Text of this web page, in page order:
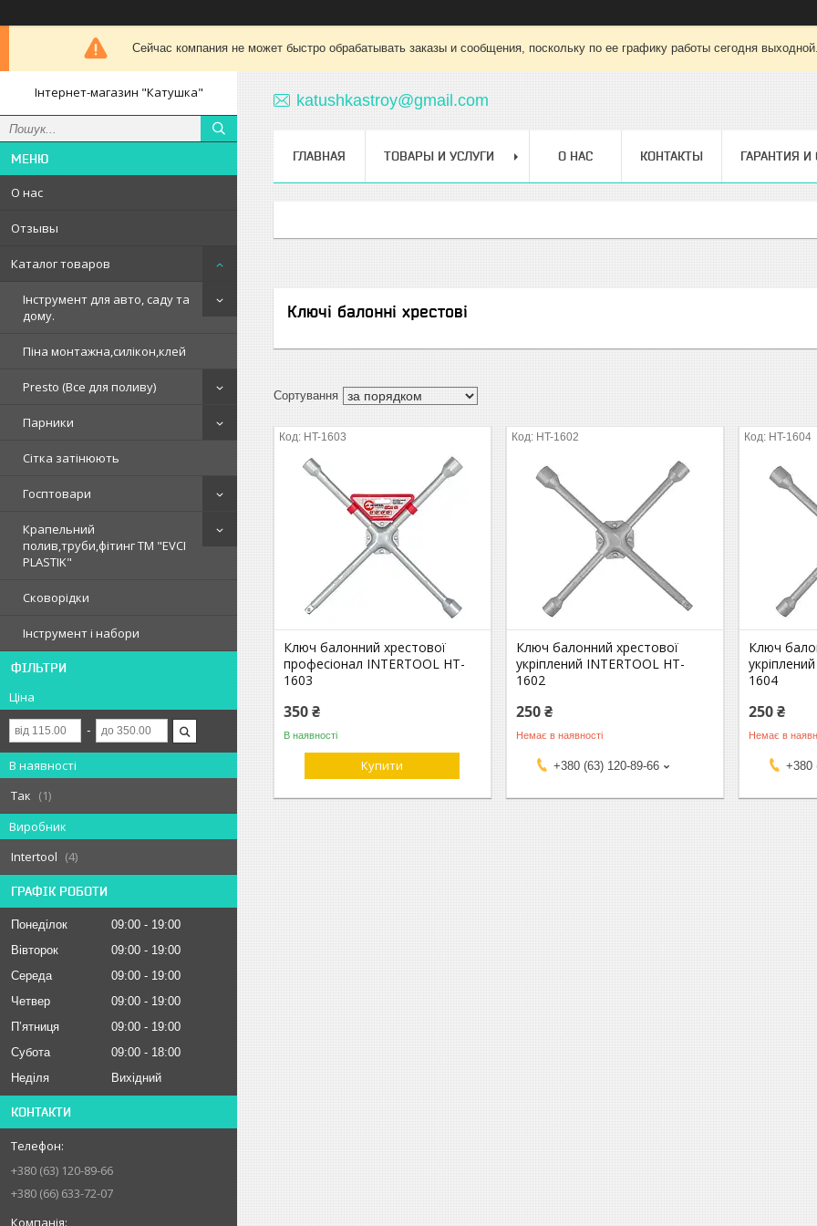
Сейчас компания не может быстро обрабатывать заказы и сообщения, поскольку по ее графику работы сегодня
Інтернет-магазин "Катушка"
О нас
Отзывы
Каталог товаров
Інструмент для авто, саду та
дому.
Піна монтажна,силікон,клей
Presto (Все для поливу)
Парники
Сітка затінюють
Госптовари
Крапельний
полив,труби,фітинг ТМ "EVCI
PLASTIK"
Сковорідки
Інструмент і набори
ФІЛЬТРИ
Ціна
В наявності
Так
1
Виробник
Intertool
4
ГРАФІК РОБОТИ
Понеділок 09:00
19:00
Вівторок
09:00
19:00
Середа
09:00
19:00
Четвер
09:00
19:00
Пʼятниця
09:00
19:00
Субота
09:00
18:00
Неділя
Вихідний
КОНТАКТИ
+380 (63) 120-89-66
+380 (66) 633-72-07
katushkastroy@gmail.com
ГЛАВНАЯ ТОВАРЫ И УСЛУГИ О НАС КОНТАКТЫ ГАРАНТИЯ И
Ключі балонні хрестові
HT-1603
Ключ балонний хрестової
професіонал INTERTOOL HT-
1603
350 ₴
В наявності
Купити
HT-1602
Ключ балонний хрестової
укріплений INTERTOOL HT-
1602
250 ₴
Немає в наявності
+380 (63) 120-89-66
HT-1604
Ключ
1604
250 ₴
Немає в
+380